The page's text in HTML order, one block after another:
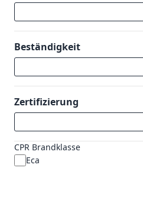
Beständigkeit
Zertifizierung
CPR Brandklasse
Eca